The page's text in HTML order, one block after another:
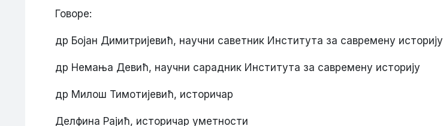
Говоре:
др Бојан Димитријевић, научни саветник Института за савремену историју
др Немања Девић, научни сарадник Института за савремену историју
др Милош Тимотијевић, историчар
Делфина Рајић, историчар уметности